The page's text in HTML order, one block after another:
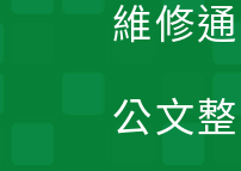
維修
公文